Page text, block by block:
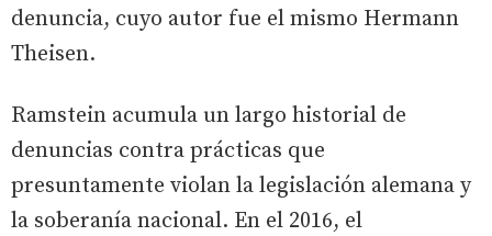
denuncia, cuyo autor fue el mismo Hermann
Theisen.
Ramstein acumula un largo historial de
denuncias contra prácticas que
presuntamente violan la legislación alemana y
la soberanía nacional. En el 2016, el